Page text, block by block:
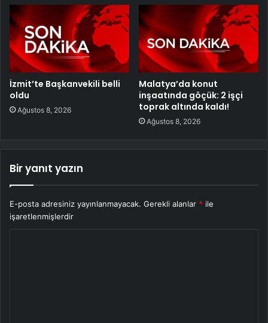
İzmit’te Başkanvekili belli
oldu
Ağustos 8, 2026
Malatya’da konut
inşaatında göçük: 2 işçi
toprak altında kaldı!
Ağustos 8, 2026
Bir yanıt yazın
E-posta adresiniz yayınlanmayacak. Gerekli alanlar * ile
işaretlenmişlerdir